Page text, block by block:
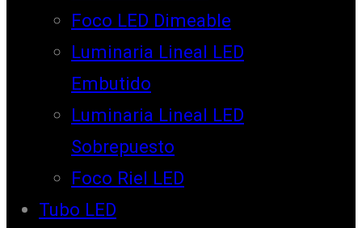
Foco LED Dimeable
Luminaria Lineal LED
Embutido
Luminaria Lineal LED
Sobrepuesto
Foco Riel LED
Tubo LED